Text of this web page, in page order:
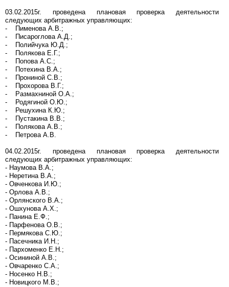
03.02.2015г. проведена плановая проверка деятельности
следующих арбитражных управляющих:
- Пименова А.В.;
- Писароглова А.Д.;
- Полийчука Ю.Д.;
- Полякова Е.Г.;
- Попова А.С.;
- Потехина В.А.;
- Прониной С.В.;
- Прохорова В.Г.;
- Размахниной О.А.;
- Родягиной О.Ю.;
- Решухина К.Ю.;
- Пустакина В.В.;
- Полякова А.В.;
- Петрова А.В.
04.02.2015г. проведена плановая проверка деятельности
следующих арбитражных управляющих:
- Наумова В.А.;
- Неретина В.А.;
- Овченкова И.Ю.;
- Орлова А.В.;
- Орлянского В.А.;
- Ошхунова А.Х.;
- Панина Е.Ф.;
- Парфенова О.В.;
- Пермякова С.Ю.;
- Пасечника И.Н.;
- Пархоменко Е.Н.;
- Осининой А.В.;
- Овчаренко С.А.;
- Носенко Н.В.;
- Новицкого М.В.;